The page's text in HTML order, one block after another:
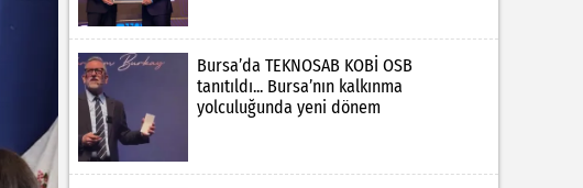
Bursa’da TEKNOSAB KOBİ OSB
tanıtıldı... Bursa’nın kalkınma
yolculuğunda yeni dönem